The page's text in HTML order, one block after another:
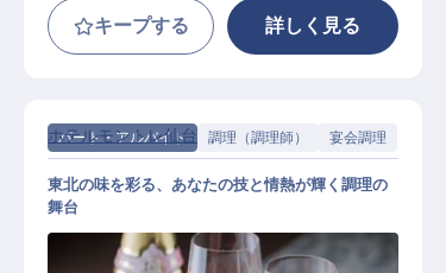
キープする 詳しく見る
パート・アルバイト 調理（調理師） 宴会調理
ホテルモントレ仙台
東北の味を彩る、あなたの技と情熱が輝く調理の
舞台